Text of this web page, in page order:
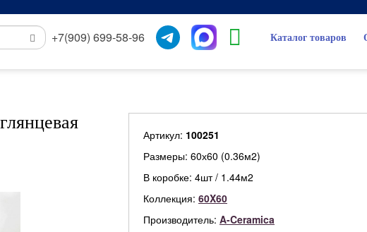
+7(909) 699-58-96 Каталог товаров
Артикул: 100251
Размеры: 60х60 (0.36м2)
В коробке: 4шт / 1.44м2
Коллекция: 60X60
Производитель: A-Ceramica